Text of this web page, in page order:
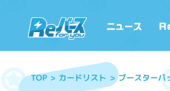
TOP カードリスト ブースターパ